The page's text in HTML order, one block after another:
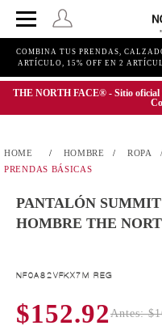
COMBINA TUS PRENDAS,
ARTÍCULO, 15% OFF EN 2
THE NORTH FACE® - Sitio oficial
HOMBRE
ROPA
PRENDAS BÁSICAS
PANTALÓN
HOMBRE THE
NF0A82VFKX7M REG
$152.92 Antes: